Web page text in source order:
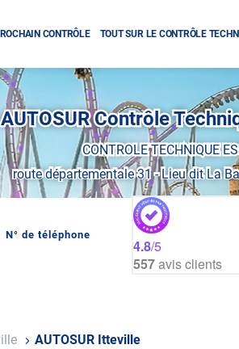
CONTRÔLE TOUT SUR LE CONTRÔLE
AUTOSUR Contrôle
CONTROLE TECHNIQUE
route départementale 31-Lieu dit La
N° de téléphone
AFFICHER
ITTEVILLE
4.8/5
557avis clients
AUTOSUR Itteville